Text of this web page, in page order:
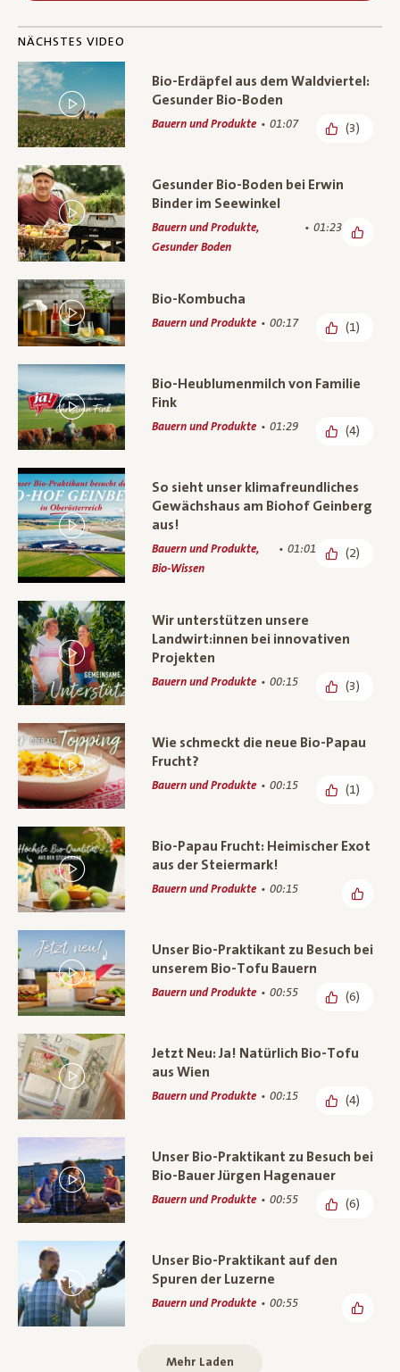
NÄCHSTES VIDEO
Bio-Erdäpfel aus dem Waldviertel:
Gesunder Bio-Boden
Bauern und Produkte 01:07 (3)
Gesunder Bio-Boden bei Erwin
Binder im Seewinkel
Bauern und Produkte,
Gesunder Boden
01:23
Bio-Kombucha
Bauern und Produkte 00:17 (1)
Bio-Heublumenmilch von Familie
Fink
Bauern und Produkte 01:29 (4)
So sieht unser klimafreundliches
Gewächshaus am Biohof Geinberg
aus!
Bauern und Produkte,
Bio-Wissen
01:01 (2)
Wir unterstützen unsere
Landwirt:innen bei innovativen
Projekten
Bauern und Produkte 00:15 (3)
Wie schmeckt die neue Bio-Papau
Frucht?
Bauern und Produkte 00:15 (1)
Bio-Papau Frucht: Heimischer Exot
aus der Steiermark!
Bauern und Produkte 00:15
Unser Bio-Praktikant zu Besuch bei
unserem Bio-Tofu Bauern
Bauern und Produkte 00:55 (6)
Jetzt Neu: Ja! Natürlich Bio-Tofu
aus Wien
Bauern und Produkte 00:15 (4)
Unser Bio-Praktikant zu Besuch bei
Bio-Bauer Jürgen Hagenauer
Bauern und Produkte 00:55 (6)
Unser Bio-Praktikant auf den
Spuren der Luzerne
Bauern und Produkte 00:55
Mehr Laden